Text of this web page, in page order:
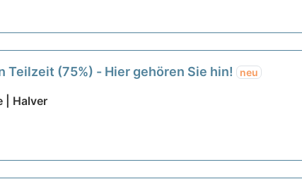
(75%) - Hier gehören Sie hin! neu
| Halver